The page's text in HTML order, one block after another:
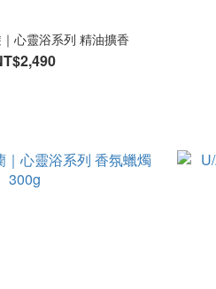
心靈浴系列 精油擴香